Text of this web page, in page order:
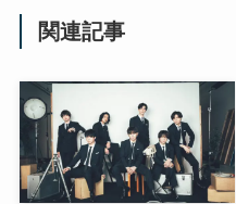
関連記事